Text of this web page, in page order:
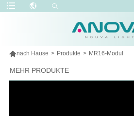
nach Hause > Produkte > MR16-Modul
MEHR PRODUKTE